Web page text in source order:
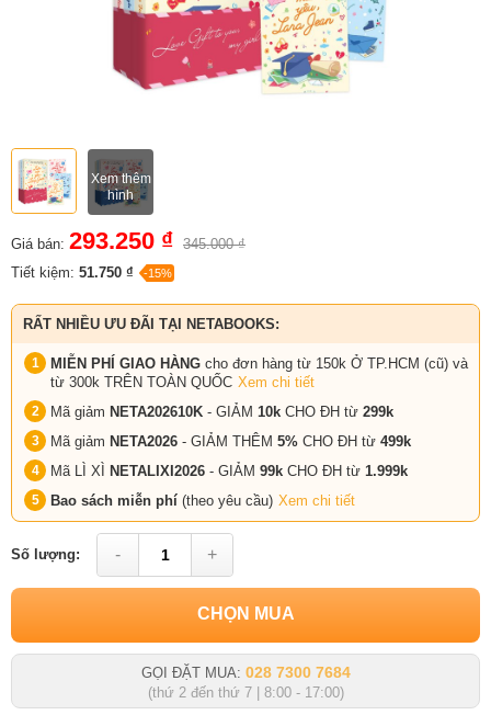
Xem thêm
hình
Giá bán: 293.250 ₫ 345.000 ₫
Tiết kiệm: 51.750 ₫ -15%
RẤT NHIỀU ƯU ĐÃI TẠI NETABOOKS:
MIỄN PHÍ GIAO HÀNG cho đơn hàng từ 150k Ở TP.HCM (cũ) và
từ 300k TRÊN TOÀN QUỐC Xem chi tiết
Mã giảm NETA202610K - GIẢM 10k CHO ĐH từ 299k
Mã giảm NETA2026 - GIẢM THÊM 5% CHO ĐH từ 499k
Mã LÌ XÌ NETALIXI2026 - GIẢM 99k CHO ĐH từ 1.999k
Bao sách miễn phí (theo yêu cầu) Xem chi tiết
Số lượng: - +
CHỌN MUA
GỌI ĐẶT MUA: 028 7300 7684
(thứ 2 đến thứ 7 | 8:00 - 17:00)